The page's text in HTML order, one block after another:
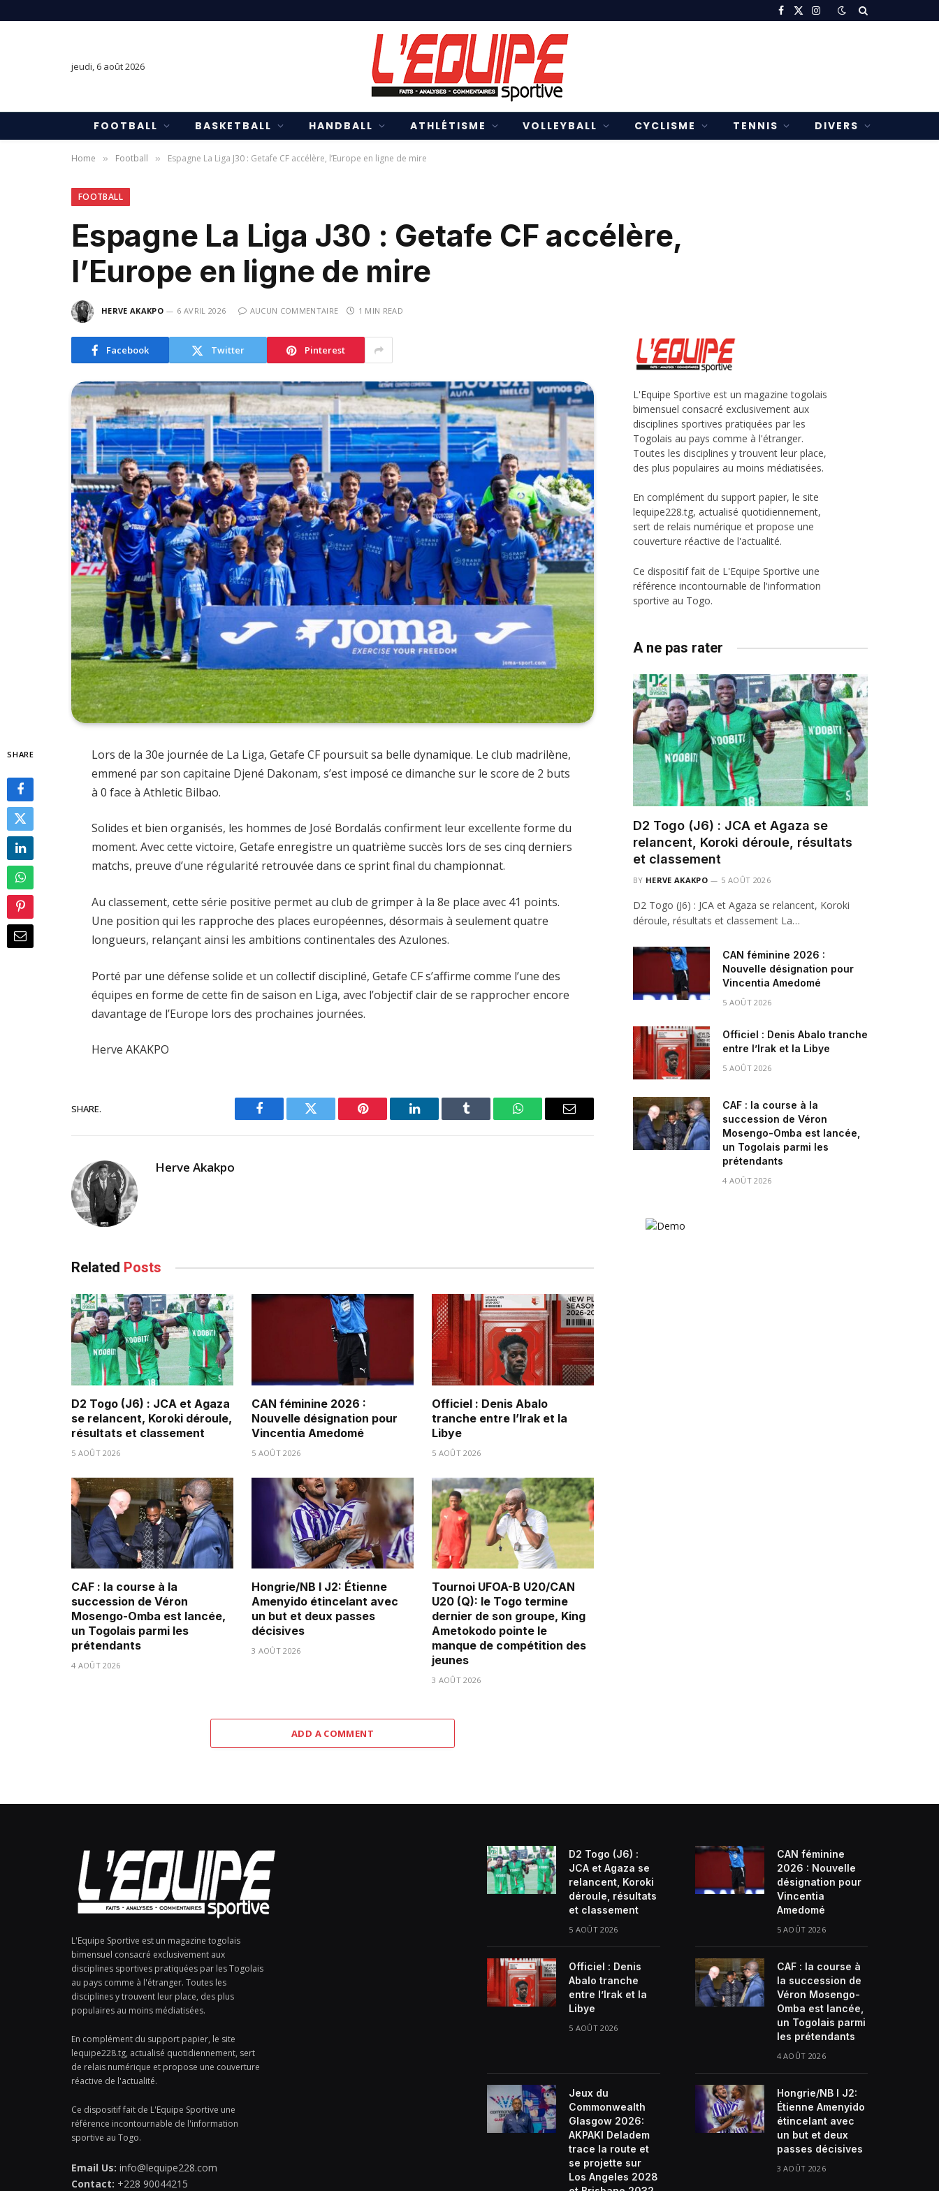
Facebook
X
Instagram
jeudi, 6 août 2026
FOOTBALL BASKETBALL HANDBALL ATHLÉTISME VOLLEYBALL CYCLISME TENNIS DIVERS
Home » Football » Espagne La Liga J30 : Getafe CF accélère, l’Europe en ligne de mire
FOOTBALL
Espagne La Liga J30 : Getafe CF accélère,
l’Europe en ligne de mire
HERVE AKAKPO 6 AVRIL 2026 AUCUN COMMENTAIRE 1 MIN READ
Facebook Twitter Pinterest
SHARE
Lors de la 30e journée de La Liga, Getafe CF poursuit sa belle dynamique. Le club madrilène,
emmené par son capitaine Djené Dakonam, s’est imposé ce dimanche sur le score de 2 buts
à 0 face à Athletic Bilbao.
Solides et bien organisés, les hommes de José Bordalás confirment leur excellente forme du
moment. Avec cette victoire, Getafe enregistre un quatrième succès lors de ses cinq derniers
matchs, preuve d’une régularité retrouvée dans ce sprint final du championnat.
Au classement, cette série positive permet au club de grimper à la 8e place avec 41 points.
Une position qui les rapproche des places européennes, désormais à seulement quatre
longueurs, relançant ainsi les ambitions continentales des Azulones.
Porté par une défense solide et un collectif discipliné, Getafe CF s’affirme comme l’une des
équipes en forme de cette fin de saison en Liga, avec l’objectif clair de se rapprocher encore
davantage de l’Europe lors des prochaines journées.
Herve AKAKPO
SHARE.
Facebook Twitter Pinterest LinkedIn Tumblr WhatsAppEmail
Herve Akakpo
Related Posts
D2 Togo (J6) : JCA et Agaza
se relancent, Koroki déroule,
résultats et classement
5 AOÛT 2026
CAN féminine 2026 :
Nouvelle désignation pour
Vincentia Amedomé
5 AOÛT 2026
Officiel : Denis Abalo
tranche entre l’Irak et la
Libye
5 AOÛT 2026
CAF : la course à la
succession de Véron
Mosengo-Omba est lancée,
un Togolais parmi les
prétendants
4 AOÛT 2026
Hongrie/NB I J2: Étienne
Amenyido étincelant avec
un but et deux passes
décisives
3 AOÛT 2026
Tournoi UFOA-B U20/CAN
U20 (Q): le Togo termine
dernier de son groupe, King
Ametokodo pointe le
manque de compétition des
jeunes
3 AOÛT 2026
ADD A COMMENT
L'Equipe Sportive est un magazine togolais
bimensuel consacré exclusivement aux
disciplines sportives pratiquées par les
Togolais au pays comme à l'étranger.
Toutes les disciplines y trouvent leur place,
des plus populaires au moins médiatisées.
En complément du support papier, le site
lequipe228.tg, actualisé quotidiennement,
sert de relais numérique et propose une
couverture réactive de l'actualité.
Ce dispositif fait de L'Equipe Sportive une
référence incontournable de l'information
sportive au Togo.
A ne pas rater
D2 Togo (J6) : JCA et Agaza se
relancent, Koroki déroule, résultats
et classement
BY HERVE AKAKPO 5 AOÛT 2026
D2 Togo (J6) : JCA et Agaza se relancent, Koroki
déroule, résultats et classement La…
CAN féminine 2026 :
Nouvelle désignation pour
Vincentia Amedomé
5 AOÛT 2026
Officiel : Denis Abalo tranche
entre l’Irak et la Libye
5 AOÛT 2026
CAF : la course à la
succession de Véron
Mosengo-Omba est lancée,
un Togolais parmi les
prétendants
4 AOÛT 2026
L'Equipe Sportive est un magazine togolais
bimensuel consacré exclusivement aux
disciplines sportives pratiquées par les Togolais
au pays comme à l'étranger. Toutes les
disciplines y trouvent leur place, des plus
populaires au moins médiatisées.
En complément du support papier, le site
lequipe228.tg, actualisé quotidiennement, sert
de relais numérique et propose une couverture
réactive de l'actualité.
Ce dispositif fait de L'Equipe Sportive une
référence incontournable de l'information
sportive au Togo.
Email Us: info@lequipe228.com
Contact: +228 90044215
D2 Togo (J6) :
JCA et Agaza se
relancent, Koroki
déroule, résultats
et classement
5 AOÛT 2026
CAN féminine
2026 : Nouvelle
désignation pour
Vincentia
Amedomé
5 AOÛT 2026
Officiel : Denis
Abalo tranche
entre l’Irak et la
Libye
5 AOÛT 2026
CAF : la course à
la succession de
Véron Mosengo-
Omba est lancée,
un Togolais parmi
les prétendants
4 AOÛT 2026
Jeux du
Commonwealth
Glasgow 2026:
AKPAKI Deladem
trace la route et
se projette sur
Los Angeles 2028
Hongrie/NB I J2:
Étienne Amenyido
étincelant avec
un but et deux
passes décisives
3 AOÛT 2026